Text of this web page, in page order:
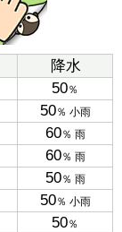
降水
50％
50％ 小雨
60％ 雨
60％ 雨
50％ 雨
50％ 小雨
50％